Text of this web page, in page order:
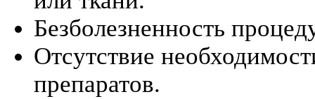
Безболезненность
Отсутствие
препаратов.